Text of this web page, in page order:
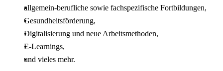
allgemein-berufliche sowie fachspezifische Fortbildungen,
Gesundheitsförderung,
Digitalisierung und neue Arbeitsmethoden,
E-Learnings,
und vieles mehr.